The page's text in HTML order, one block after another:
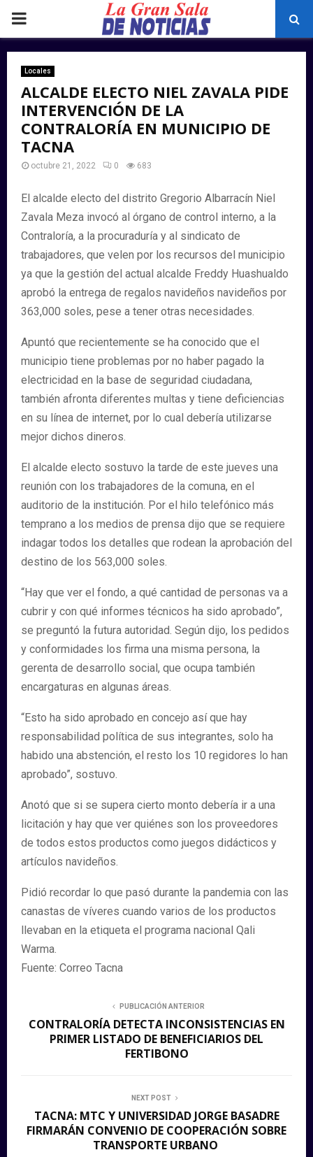
PRIMARY
MENU
Locales
ALCALDE ELECTO NIEL ZAVALA PIDE
INTERVENCIÓN DE LA
CONTRALORÍA EN MUNICIPIO DE
TACNA
octubre 21, 2022 0 683
El alcalde electo del distrito Gregorio Albarracín Niel
Zavala Meza invocó al órgano de control interno, a la
Contraloría, a la procuraduría y al sindicato de
trabajadores, que velen por los recursos del municipio
ya que la gestión del actual alcalde Freddy Huashualdo
aprobó la entrega de regalos navideños navideños por
363,000 soles, pese a tener otras necesidades.
Apuntó que recientemente se ha conocido que el
municipio tiene problemas por no haber pagado la
electricidad en la base de seguridad ciudadana,
también afronta diferentes multas y tiene deficiencias
en su línea de internet, por lo cual debería utilizarse
mejor dichos dineros.
El alcalde electo sostuvo la tarde de este jueves una
reunión con los trabajadores de la comuna, en el
auditorio de la institución. Por el hilo telefónico más
temprano a los medios de prensa dijo que se requiere
indagar todos los detalles que rodean la aprobación del
destino de los 563,000 soles.
“Hay que ver el fondo, a qué cantidad de personas va a
cubrir y con qué informes técnicos ha sido aprobado”,
se preguntó la futura autoridad. Según dijo, los pedidos
y conformidades los firma una misma persona, la
gerenta de desarrollo social, que ocupa también
encargaturas en algunas áreas.
“Esto ha sido aprobado en concejo así que hay
responsabilidad política de sus integrantes, solo ha
habido una abstención, el resto los 10 regidores lo han
aprobado”, sostuvo.
Anotó que si se supera cierto monto debería ir a una
licitación y hay que ver quiénes son los proveedores
de todos estos productos como juegos didácticos y
artículos navideños.
Pidió recordar lo que pasó durante la pandemia con las
canastas de víveres cuando varios de los productos
llevaban en la etiqueta el programa nacional Qali
Warma.
Fuente: Correo Tacna
PUBLICACIÓN ANTERIOR
CONTRALORÍA DETECTA INCONSISTENCIAS EN
PRIMER LISTADO DE BENEFICIARIOS DEL
FERTIBONO
NEXT POST
TACNA: MTC Y UNIVERSIDAD JORGE BASADRE
FIRMARÁN CONVENIO DE COOPERACIÓN SOBRE
TRANSPORTE URBANO